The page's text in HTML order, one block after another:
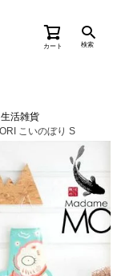
カート 検索
活雑貨
こいのぼり S